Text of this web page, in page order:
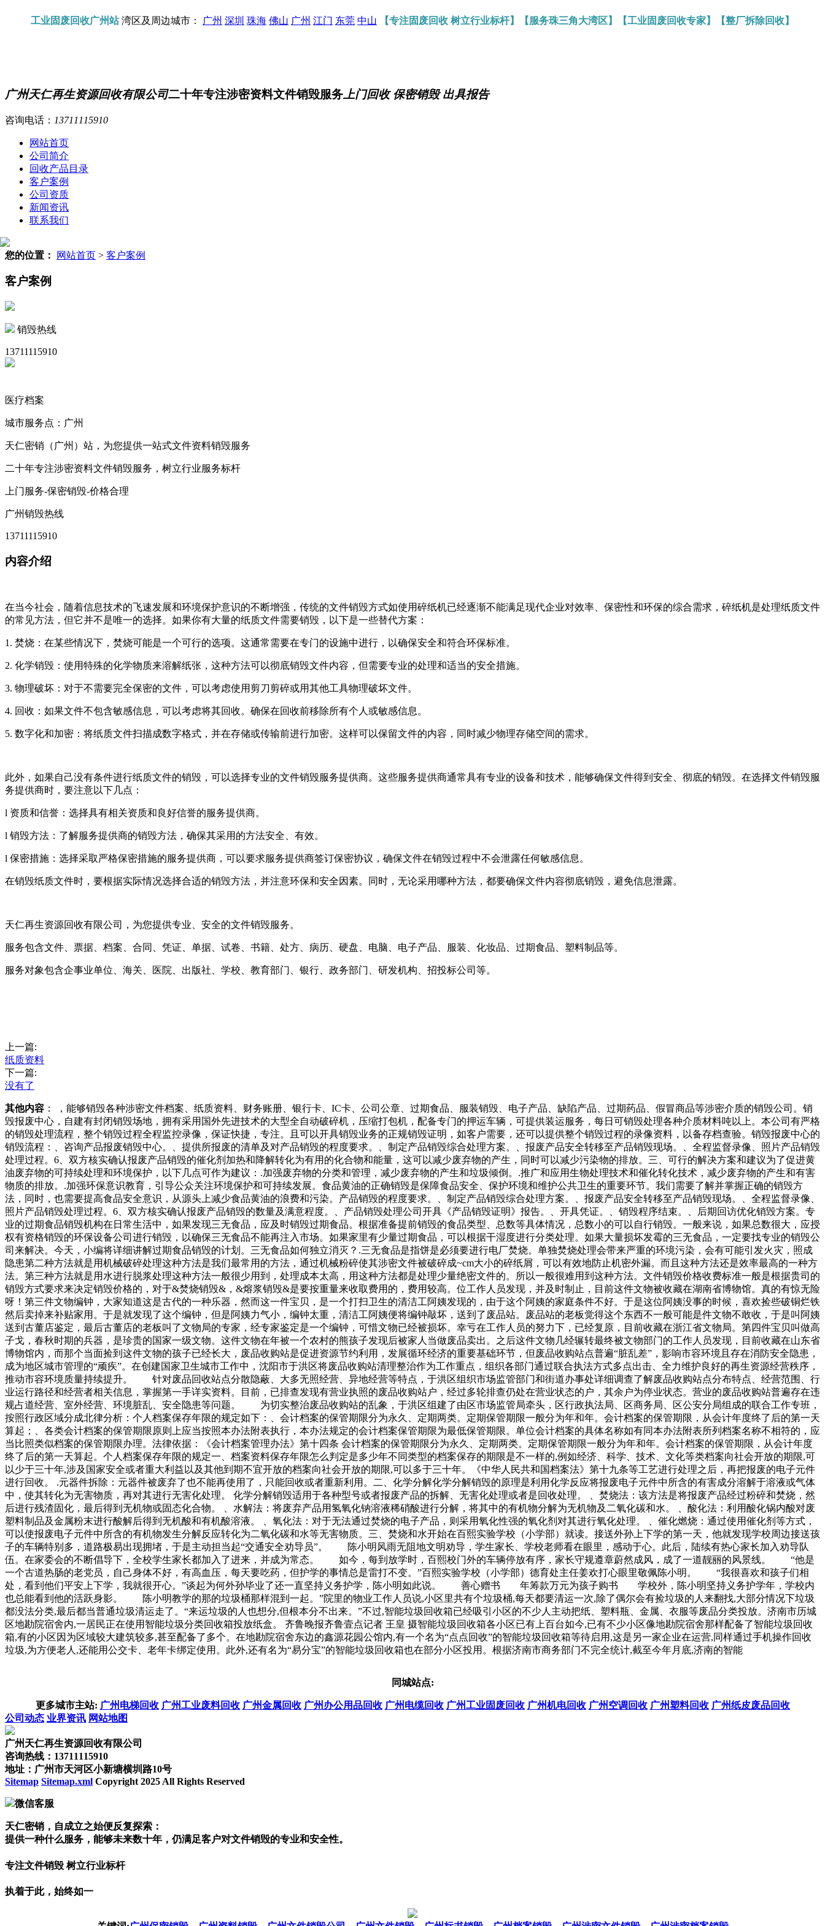
工业固废回收广州站湾区及周边城市： 广州 深圳 珠海 佛山 广州 江门 东莞 中山 【专注固废回收 树立行业标杆】【服务珠三角大湾区】【工业固废回收专家】【整厂拆除回收】
广州天仁再生资源回收有限公司二十年专注涉密资料文件销毁服务 上门回收 保密销毁 出具报告
咨询电话： 13711115910
网站首页
公司简介
回收产品目录
客户案例
公司资质
新闻资讯
联系我们
您的位置： 网站首页 > 客户案例
客户案例
销毁热线
13711115910
医疗档案
城市服务点：广州
天仁密销（广州）站，为您提供一站式文件资料销毁服务
二十年专注涉密资料文件销毁服务，树立行业服务标杆
上门服务-保密销毁-价格合理
广州销毁热线
13711115910
内容介绍
在当今社会，随着信息技术的飞速发展和环境保护意识的不断增强，传统的文件销毁方式如使用碎纸机已经逐渐不能满足现代企业对效率、保密性和环保的综合需求，碎纸机是处理纸质文件
的常见方法，但它并不是唯一的选择。如果你有大量的纸质文件需要销毁，以下是一些替代方案：
1. 焚烧：在某些情况下，焚烧可能是一个可行的选项。这通常需要在专门的设施中进行，以确保安全和符合环保标准。
2. 化学销毁：使用特殊的化学物质来溶解纸张，这种方法可以彻底销毁文件内容，但需要专业的处理和适当的安全措施。
3. 物理破坏：对于不需要完全保密的文件，可以考虑使用剪刀剪碎或用其他工具物理破坏文件。
4. 回收：如果文件不包含敏感信息，可以考虑将其回收。确保在回收前移除所有个人或敏感信息。
5. 数字化和加密：将纸质文件扫描成数字格式，并在存储或传输前进行加密。这样可以保留文件的内容，同时减少物理存储空间的需求。
此外，如果自己没有条件进行纸质文件的销毁，可以选择专业的文件销毁服务提供商。这些服务提供商通常具有专业的设备和技术，能够确保文件得到安全、彻底的销毁。在选择文件销毁服
务提供商时，要注意以下几点：
l 资质和信誉：选择具有相关资质和良好信誉的服务提供商。
l 销毁方法：了解服务提供商的销毁方法，确保其采用的方法安全、有效。
l 保密措施：选择采取严格保密措施的服务提供商，可以要求服务提供商签订保密协议，确保文件在销毁过程中不会泄露任何敏感信息。
在销毁纸质文件时，要根据实际情况选择合适的销毁方法，并注意环保和安全因素。同时，无论采用哪种方法，都要确保文件内容彻底销毁，避免信息泄露。
天仁再生资源回收有限公司，为您提供专业、安全的文件销毁服务。
服务包含文件、票据、档案、合同、凭证、单据、试卷、书籍、处方、病历、硬盘、电脑、电子产品、服装、化妆品、过期食品、塑料制品等。
服务对象包含企事业单位、海关、医院、出版社、学校、教育部门、银行、政务部门、研发机构、招投标公司等。
上一篇:
纸质资料
下一篇:
没有了
其他内容 ： ，能够销毁各种涉密文件档案、纸质资料、财务账册、银行卡、IC卡、公司公章、过期食品、服装销毁、电子产品、缺陷产品、过期药品、假冒商品等涉密介质的销毁公司。销
毁报废中心，自建有封闭销毁场地，拥有采用国外先进技术的大型全自动破碎机，压缩打包机，配备专门的押运车辆，可提供装运服务，每日可销毁处理各种介质材料吨以上。本公司有严格
的销毁处理流程，整个销毁过程全程监控录像，保证快捷，专注。且可以开具销毁业务的正规销毁证明，如客户需要，还可以提供整个销毁过程的录像资料，以备存档查验。销毁报废中心的
销毁流程：、咨询产品报废销毁中心。、提供所报废的清单及对产品销毁的程度要求。、制定产品销毁综合处理方案。、报废产品安全转移至产品销毁现场。、全程监督录像、照片产品销毁
处理过程。6、双方核实确认报废产品销毁的催化剂加热和降解转化为有用的化合物和能量，这可以减少废弃物的产生，同时可以减少污染物的排放。三、可行的解决方案和建议为了促进黄
油废弃物的可持续处理和环境保护，以下几点可作为建议：.加强废弃物的分类和管理，减少废弃物的产生和垃圾倾倒。.推广和应用生物处理技术和催化转化技术，减少废弃物的产生和有害
物质的排放。.加强环保意识教育，引导公众关注环境保护和可持续发展。食品黄油的正确销毁是保障食品安全、保护环境和维护公共卫生的重要环节。我们需要了解并掌握正确的销毁方
法，同时，也需要提高食品安全意识，从源头上减少食品黄油的浪费和污染。产品销毁的程度要求。、制定产品销毁综合处理方案。、报废产品安全转移至产品销毁现场。、全程监督录像、
照片产品销毁处理过程。6、双方核实确认报废产品销毁的数量及满意程度。、产品销毁处理公司开具《产品销毁证明》报告。、开具凭证。、销毁程序结束。、后期回访优化销毁方案。专
业的过期食品销毁机构在日常生活中，如果发现三无食品，应及时销毁过期食品。根据准备提前销毁的食品类型、总数等具体情况，总数小的可以自行销毁。一般来说，如果总数很大，应授
权有资格销毁的环保设备公司进行销毁，以确保三无食品不能再注入市场。如果家里有少量过期食品，可以根据干湿度进行分类处理。如果大量损坏发霉的三无食品，一定要找专业的销毁公
司来解决。今天，小编将详细讲解过期食品销毁的计划。三无食品如何独立消灭？.三无食品是指饼是必须要进行电厂焚烧。单独焚烧处理会带来严重的环境污染，会有可能引发火灾，照成
隐患第二种方法就是用机械破碎处理这种方法是我们最常用的方法，通过机械粉碎使其涉密文件被破碎成~cm大小的碎纸屑，可以有效地防止机密外漏。而且这种方法还是效率最高的一种方
法。第三种方法就是用水进行脱浆处理这种方法一般很少用到，处理成本太高，用这种方法都是处理少量绝密文件的。所以一般很难用到这种方法。文件销毁价格收费标准一般是根据贵司的
销毁方式要求来决定销毁价格的，对于&焚烧销毁&，&熔浆销毁&是要按重量来收取费用的，费用较高。位工作人员发现，并及时制止，目前这件文物被收藏在湖南省博物馆。真的有惊无险
呀！第三件文物编钟，大家知道这是古代的一种乐器，然而这一件宝贝，是一个打扫卫生的清洁工阿姨发现的，由于这个阿姨的家庭条件不好。于是这位阿姨没事的时候，喜欢捡些破铜烂铁
然后卖掉来补贴家用。于是就发现了这个编钟，但是阿姨力气小，编钟太重，清洁工阿姨便将编钟敲坏，送到了废品站。废品站的老板觉得这个东西不一般可能是件文物不敢收，于是叫阿姨
送到古董店鉴定，最后古董店的老板叫了文物局的专家，经专家鉴定是一个编钟，可惜文物已经被损坏。幸亏在工作人员的努力下，已经复原，目前收藏在浙江省文物局。第四件宝贝叫做高
子戈，春秋时期的兵器，是珍贵的国家一级文物。这件文物在年被一个农村的熊孩子发现后被家人当做废品卖出。之后这件文物几经辗转最终被文物部门的工作人员发现，目前收藏在山东省
博物馆内，而那个当面捡到这件文物的孩子已经长大，废品收购站是促进资源节约利用，发展循环经济的重要基础环节，但废品收购站点普遍“脏乱差”，影响市容环境且存在消防安全隐患，
成为地区城市管理的“顽疾”。在创建国家卫生城市工作中，沈阳市于洪区将废品收购站清理整治作为工作重点，组织各部门通过联合执法方式多点出击、全力维护良好的再生资源经营秩序，
推动市容环境质量持续提升。 针对废品回收站点分散隐蔽、大多无照经营、异地经营等特点，于洪区组织市场监管部门和街道办事处详细调查了解废品收购站点分布特点、经营范围、行
业运行路径和经营者相关信息，掌握第一手详实资料。目前，已排查发现有营业执照的废品收购站户，经过多轮排查仍处在营业状态的户，其余户为停业状态。营业的废品收购站普遍存在违
规占道经营、室外经营、环境脏乱、安全隐患等问题。 为切实整治废品收购站的乱象，于洪区组建了由区市场监管局牵头，区行政执法局、区商务局、区公安分局组成的联合工作专班，
按照行政区域分成北律分析：个人档案保存年限的规定如下：、会计档案的保管期限分为永久、定期两类。定期保管期限一般分为年和年。会计档案的保管期限，从会计年度终了后的第一天
算起；、各类会计档案的保管期限原则上应当按照本办法附表执行，本办法规定的会计档案保管期限为最低保管期限。单位会计档案的具体名称如有同本办法附表所列档案名称不相符的，应
当比照类似档案的保管期限办理。法律依据：《会计档案管理办法》第十四条 会计档案的保管期限分为永久、定期两类。定期保管期限一般分为年和年。会计档案的保管期限，从会计年度
终了后的第一天算起。个人档案保存年限的规定一、档案资料保存年限怎么判定是多少年不同类型的档案保存的期限是不一样的,例如经济、科学、技术、文化等类档案向社会开放的期限,可
以少于三十年,涉及国家安全或者重大利益以及其他到期不宜开放的档案向社会开放的期限,可以多于三十年。《中华人民共和国档案法》第十九条等工艺进行处理之后，再把报废的电子元件
进行回收。 .元器件拆除：元器件被废弃了也不能再使用了，只能回收或者重新利用。二、化学分解化学分解销毁的原理是利用化学反应将报废电子元件中所含的有害成分溶解于溶液或气体
中，使其转化为无害物质，再对其进行无害化处理。 化学分解销毁适用于各种型号或者报废产品的拆解、无害化处理或者是回收处理。 、焚烧法：该方法是将报废产品经过粉碎和焚烧，然
后进行残渣固化，最后得到无机物或固态化合物。 、水解法：将废弃产品用氢氧化钠溶液稀硝酸进行分解，将其中的有机物分解为无机物及二氧化碳和水。 、酸化法：利用酸化锅内酸对废
塑料制品及金属粉末进行酸解后得到无机酸和有机酸溶液。 、氧化法：对于无法通过焚烧的电子产品，则采用氧化性强的氧化剂对其进行氧化处理。 、催化燃烧：通过使用催化剂等方式，
可以使报废电子元件中所含的有机物发生分解反应转化为二氧化碳和水等无害物质。三、焚烧和水开始在百熙实验学校（小学部）就读。接送外孙上下学的第一天，他就发现学校周边接送孩
子的车辆特别多，道路极易出现拥堵，于是主动担当起“交通安全劝导员”。 陈小明风雨无阻地文明劝导，学生家长、学校老师看在眼里，感动于心。此后，陆续有热心家长加入劝导队
伍。在家委会的不断倡导下，全校学生家长都加入了进来，并成为常态。 如今，每到放学时，百熙校门外的车辆停放有序，家长守规遵章蔚然成风，成了一道靓丽的风景线。 “他是
一个古道热肠的老党员，自己身体不好，有高血压，每天要吃药，但护学的事情总是雷打不变。”百熙实验学校（小学部）德育处主任姜欢打心眼里敬佩陈小明。 “我很喜欢和孩子们相
处，看到他们平安上下学，我就很开心。”谈起为何外孙毕业了还一直坚持义务护学，陈小明如此说。 善心赠书 年筹款万元为孩子购书 学校外，陈小明坚持义务护学年，学校内
也总能看到他的活跃身影。 陈小明教学的那的垃圾桶那样混到一起。”院里的物业工作人员说,小区里共有个垃圾桶,每天都要清运一次,除了偶尔会有捡垃圾的人来翻找,大部分情况下垃圾
都没法分类,最后都当普通垃圾清运走了。“来运垃圾的人也想分,但根本分不出来。”不过,智能垃圾回收箱已经吸引小区的不少人主动把纸、塑料瓶、金属、衣服等废品分类投放。济南市历城
区地勘院宿舍内,一居民正在使用智能垃圾分类回收箱投放纸盒。 齐鲁晚报齐鲁壹点记者 王皇 摄智能垃圾回收箱各小区已有上百台如今,已有不少小区像地勘院宿舍那样配备了智能垃圾回收
箱,有的小区因为区域较大建筑较多,甚至配备了多个。在地勘院宿舍东边的鑫源花园公馆内,有一个名为“点点回收”的智能垃圾回收箱等待启用,这是另一家企业在运营,同样通过手机操作回收
垃圾,为方便老人,还能用公交卡、老年卡绑定使用。此外,还有名为“易分宝”的智能垃圾回收箱也在部分小区投用。根据济南市商务部门不完全统计,截至今年月底,济南的智能
同城站点:
更多城市主站: 广州电梯回收 广州工业废料回收 广州金属回收 广州办公用品回收 广州电缆回收 广州工业固废回收 广州机电回收 广州空调回收 广州塑料回收 广州纸皮废品回收
公司动态 业界资讯 网站地图
广州天仁再生资源回收有限公司
咨询热线：13711115910
地址：广州市天河区小新塘横圳路10号
Sitemap Sitemap.xml Copyright 2025 All Rights Reserved
微信客服
天仁密销，自成立之始便反复探索：
提供一种什么服务，能够未来数十年，仍满足客户对文件销毁的专业和安全性。
专注文件销毁 树立行业标杆
执着于此，始终如一